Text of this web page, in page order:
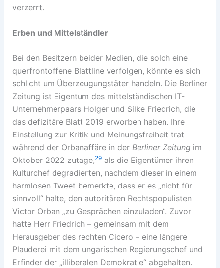
verzerrt.
Erben und Mittelständler
Bei den Besitzern beider Medien, die solch eine
querfrontoffene Blattline verfolgen, könnte es sich
schlicht um Überzeugungstäter handeln. Die Berliner
Zeitung ist Eigentum des mittelständischen IT-
Unternehmerpaars Holger und Silke Friedrich, die
das defizitäre Blatt 2019 erworben haben. Ihre
Einstellung zur Kritik und Meinungsfreiheit trat
während der Orbanaffäre in der Berliner Zeitung im
Oktober 2022 zutage,29als die Eigentümer ihren
Kulturchef degradierten, nachdem dieser in einem
harmlosen Tweet bemerkte, dass er es „nicht für
sinnvoll“ halte, den autoritären Rechtspopulisten
Victor Orban „zu Gesprächen einzuladen“. Zuvor
hatte Herr Friedrich – gemeinsam mit dem
Herausgeber des rechten Cicero – eine längere
Plauderei mit dem ungarischen Regierungschef und
Erfinder der „illiberalen Demokratie“ abgehalten.